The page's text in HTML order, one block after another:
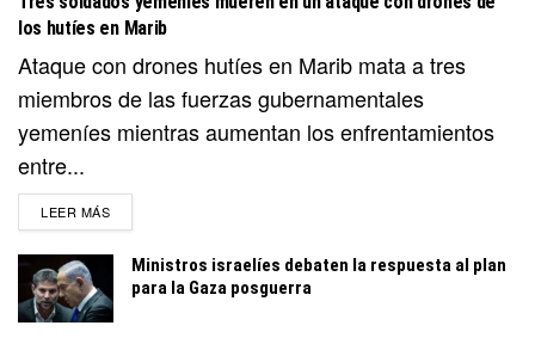
los hutíes en Marib
Ataque con drones hutíes en Marib mata a tres
miembros de las fuerzas gubernamentales
yemeníes mientras aumentan los enfrentamientos
entre...
LEER MÁSDETAILS
Ministros israelíes debaten la respuesta al plan
para la Gaza posguerra